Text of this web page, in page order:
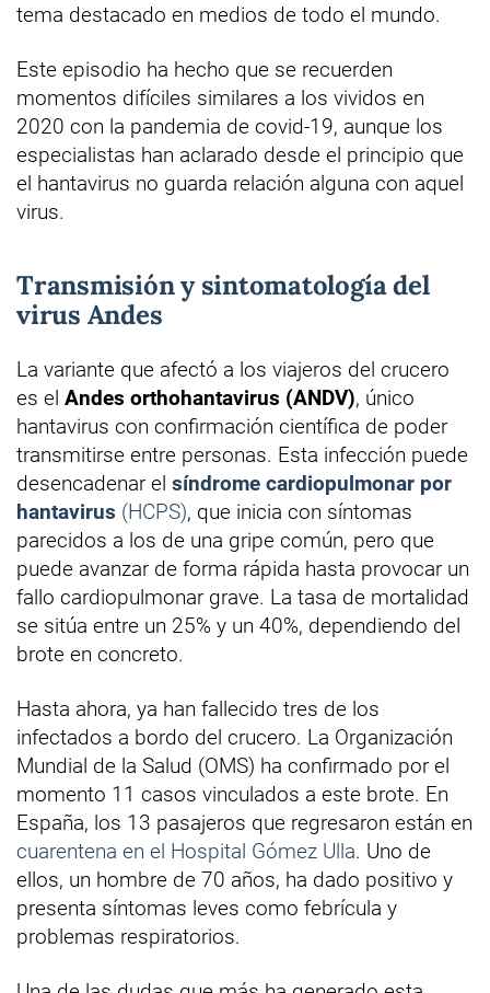
tema destacado en medios de todo el mundo.
Este episodio ha hecho que se recuerden
momentos difíciles similares a los vividos en
2020 con la pandemia de covid-19, aunque los
especialistas han aclarado desde el principio que
el hantavirus no guarda relación alguna con aquel
virus.
Transmisión y sintomatología del
virus Andes
La variante que afectó a los viajeros del crucero
es el Andes orthohantavirus (ANDV), único
hantavirus con confirmación científica de poder
transmitirse entre personas. Esta infección puede
desencadenar el síndrome cardiopulmonar por
hantavirus (HCPS), que inicia con síntomas
parecidos a los de una gripe común, pero que
puede avanzar de forma rápida hasta provocar un
fallo cardiopulmonar grave. La tasa de mortalidad
se sitúa entre un 25% y un 40%, dependiendo del
brote en concreto.
Hasta ahora, ya han fallecido tres de los
infectados a bordo del crucero. La Organización
Mundial de la Salud (OMS) ha confirmado por el
momento 11 casos vinculados a este brote. En
España, los 13 pasajeros que regresaron están en
cuarentena en el Hospital Gómez Ulla. Uno de
ellos, un hombre de 70 años, ha dado positivo y
presenta síntomas leves como febrícula y
problemas respiratorios.